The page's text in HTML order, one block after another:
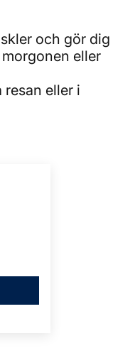
och gör dig
eller
eller i